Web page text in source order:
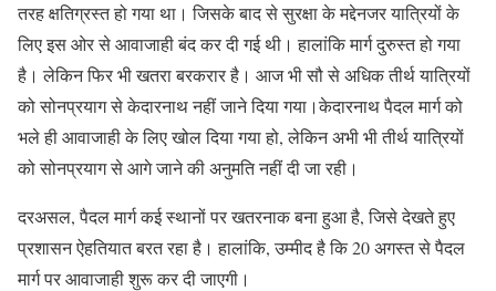
तरह क्षतिग्रस्त हो गया था। जिसके बाद से सुरक्षा के मद्देनजर यात्रियों के
लिए इस ओर से आवाजाही बंद कर दी गई थी। हालांकि मार्ग दुरुस्त हो गया
है। लेकिन फिर भी खतरा बरकरार है। आज भी सौ से अधिक तीर्थ यात्रियों
को सोनप्रयाग से केदारनाथ नहीं जाने दिया गया।केदारनाथ पैदल मार्ग को
भले ही आवाजाही के लिए खोल दिया गया हो, लेकिन अभी भी तीर्थ यात्रियों
को सोनप्रयाग से आगे जाने की अनुमति नहीं दी जा रही।
दरअसल, पैदल मार्ग कई स्थानों पर खतरनाक बना हुआ है, जिसे देखते हुए
प्रशासन ऐहतियात बरत रहा है। हालांकि, उम्मीद है कि 20 अगस्त से पैदल
मार्ग पर आवाजाही शुरू कर दी जाएगी।